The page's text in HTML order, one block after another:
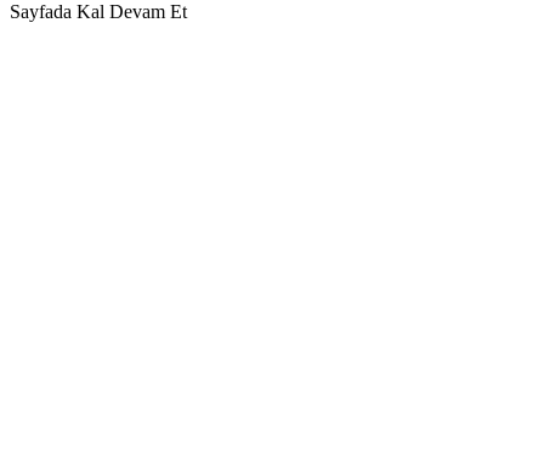
Sayfada Kal Devam Et